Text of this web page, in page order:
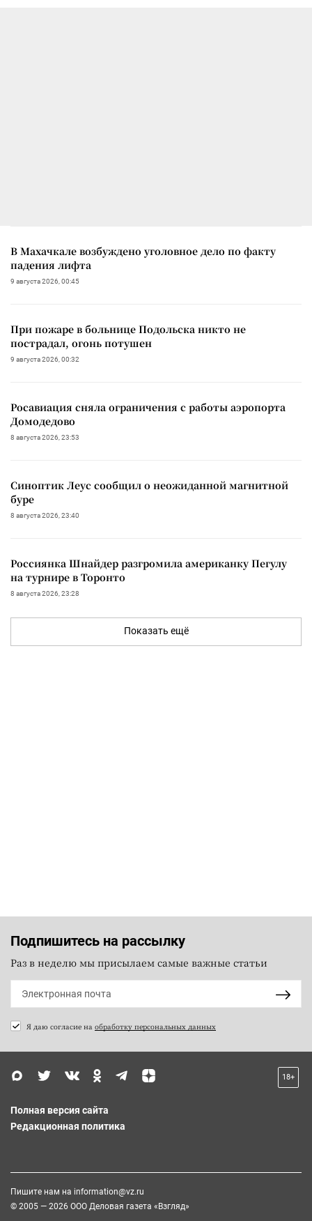
В Махачкале возбуждено уголовное дело по факту
падения лифта
9 августа 2026, 00:45
При пожаре в больнице Подольска никто не
пострадал, огонь потушен
9 августа 2026, 00:32
Росавиация сняла ограничения с работы аэропорта
Домодедово
8 августа 2026, 23:53
Синоптик Леус сообщил о неожиданной магнитной
буре
8 августа 2026, 23:40
Россиянка Шнайдер разгромила американку Пегулу
на турнире в Торонто
8 августа 2026, 23:28
Показать ещё
Подпишитесь на рассылку
Раз в неделю мы присылаем самые важные статьи
Я даю согласие на обработку персональных данных
18+
Полная версия сайта
Редакционная политика
Пишите нам на information@vz.ru
© 2005 — 2026 ООО Деловая газета «Взгляд»